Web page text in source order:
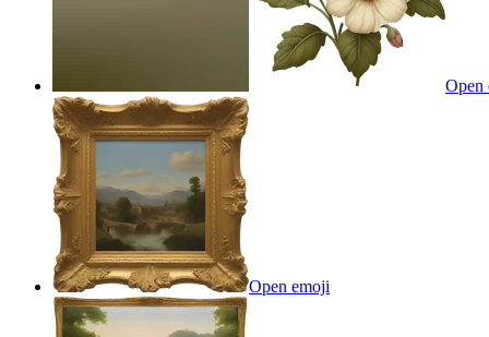
Open
Open emoji